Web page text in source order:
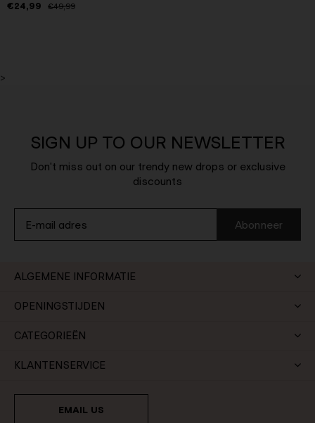
€24,99
€49,99
>
SIGN UP TO OUR NEWSLETTER
Don't miss out on our trendy new drops or exclusive
discounts
Abonneer
ALGEMENE INFORMATIE
OPENINGSTIJDEN
CATEGORIEËN
KLANTENSERVICE
EMAIL US